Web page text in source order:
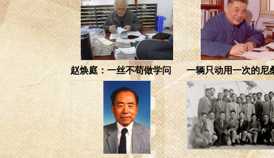
赵焕庭：一丝不苟做学问 一辆只动用一次的尼